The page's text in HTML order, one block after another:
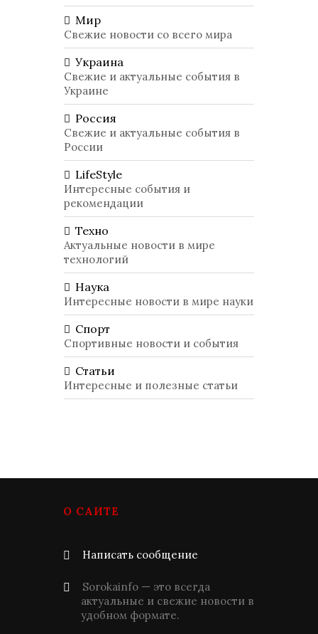
Мир
Свежие новости со всего мира
Украина
Свежие и актуальные события в
Украине
Россия
Свежие и актуальные события в
России
LifeStyle
Интересные события и
рекомендации
Техно
Актуальные новости в мире
технологий
Наука
Интересные новости в мире науки
Спорт
Спортивные новости и события
Статьи
Интересные и полезные статьи
О САЙТЕ
Написать сообщение
Sorokainfo — это всегда
актуальные и свежие новости в
удобном формате.